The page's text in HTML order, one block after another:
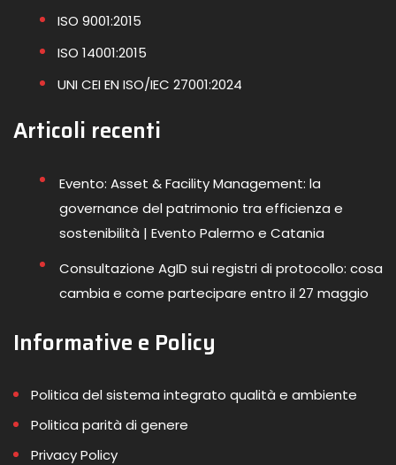
ISO 9001:2015
ISO 14001:2015
UNI CEI EN ISO/IEC 27001:2024
Articoli recenti
Evento: Asset & Facility Management: la
governance del patrimonio tra efficienza e
sostenibilità | Evento Palermo e Catania
Consultazione AgID sui registri di protocollo: cosa
cambia e come partecipare entro il 27 maggio
Informative e Policy
Politica del sistema integrato qualità e ambiente
Politica parità di genere
Privacy Policy